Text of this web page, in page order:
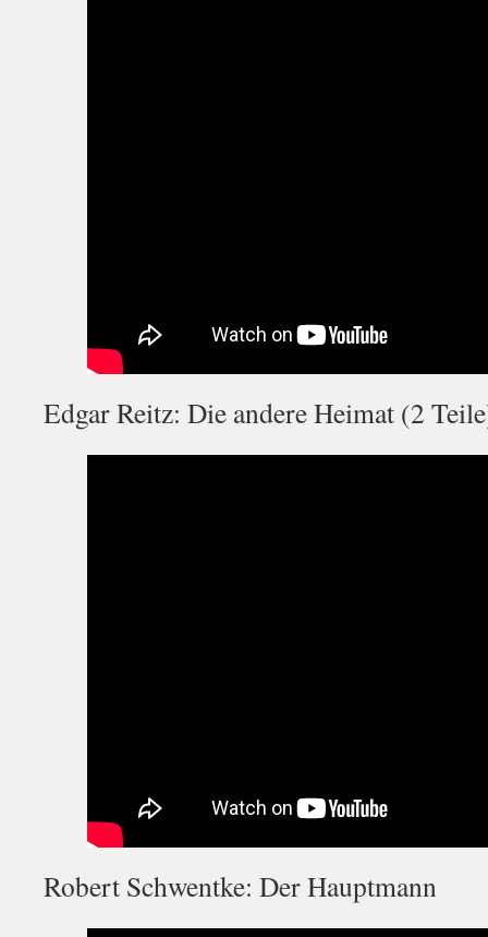
Edgar Reitz: Die andere Heimat (2
Robert Schwentke: Der Hauptmann